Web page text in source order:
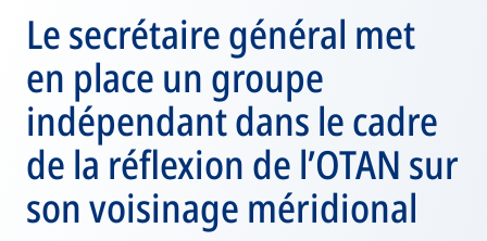
Le secrétaire général met
en place un groupe
indépendant dans le cadre
de la réflexion de l’OTAN sur
son voisinage méridional